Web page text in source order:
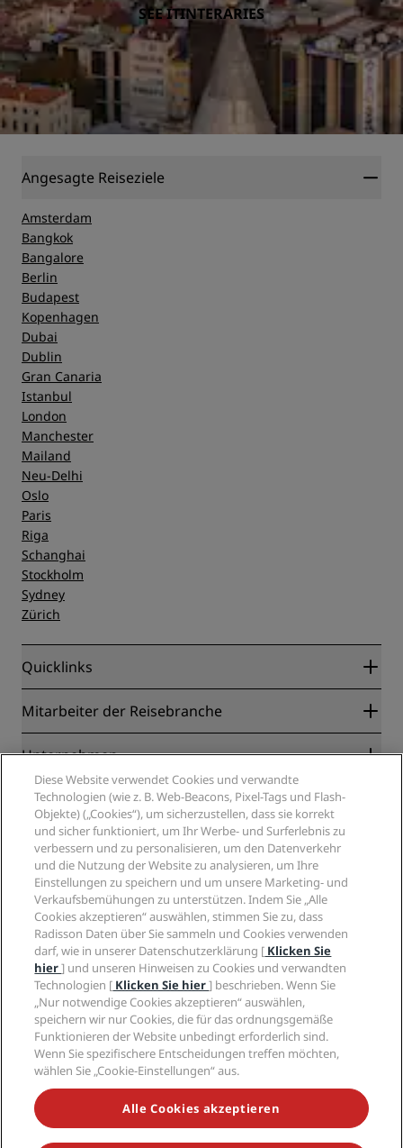
SEE ITINTERARIES
Angesagte Reiseziele
Amsterdam
Bangkok
Bangalore
Berlin
Budapest
Kopenhagen
Dubai
Dublin
Gran Canaria
Istanbul
London
Manchester
Mailand
Neu-Delhi
Oslo
Paris
Riga
Schanghai
Stockholm
Sydney
Zürich
Quicklinks
Radisson Rewards
Blog
Neue und aufstrebende Hotels
Radisson Hotels APP
„Sports Approved“-Hotels
Familienfreundliche Hotels
Gesundheit & Sicherheit
Mitarbeiter der Reisebranche
Partner
Reisebüros
Unternehmen
Radisson Hotel Group
Medien
Karriere RHG
Karriere PPHE
Karrieren EHL
The Club by RHG
Entwicklungsmöglichkeiten
Responsible Business – Unser Engagement
Einkauf
Rechtliches
Privacy Centre
Rechtliche Hinweise
Radisson Rewards Geschäftsbedingungen
Website-Nutzungsvereinbarung
Digitale Barrierefreiheit
Moderne Sklaverei – Erklärung
Hilfe
Verbrauchermeldungen
Kontakt
FAQ
Inhaltsübersicht
Soziale Medien
Marken von Radisson Hotels
VERPASSEN SIE NIEMALS UNSERE BELIEBTESTEN
ANGEBOTE
Diese Website verwendet Cookies und verwandte
Technologien (wie z. B. Web-Beacons, Pixel-Tags und Flash-
Objekte) („Cookies“), um sicherzustellen, dass sie korrekt
und sicher funktioniert, um Ihr Werbe- und Surferlebnis zu
verbessern und zu personalisieren, um den Datenverkehr
und die Nutzung der Website zu analysieren, um Ihre
Einstellungen zu speichern und um unsere Marketing- und
Verkaufsbemühungen zu unterstützen. Indem Sie „Alle
Cookies akzeptieren“ auswählen, stimmen Sie zu, dass
Radisson Daten über Sie sammeln und Cookies verwenden
darf, wie in unserer Datenschutzerklärung [ Klicken Sie
hier] und unseren Hinweisen zu Cookies und verwandten
Technologien [ Klicken Sie hier] beschrieben. Wenn Sie
„Nur notwendige Cookies akzeptieren“ auswählen,
speichern wir nur Cookies, die für das ordnungsgemäße
Funktionieren der Website unbedingt erforderlich sind.
Wenn Sie spezifischere Entscheidungen treffen möchten,
wählen Sie „Cookie-Einstellungen“ aus.
Alle Cookies akzeptieren